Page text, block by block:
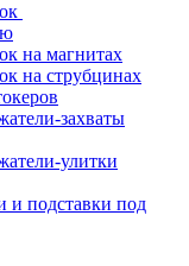
на магнитах
на струбцинах
захваты
улитки
и подставки под